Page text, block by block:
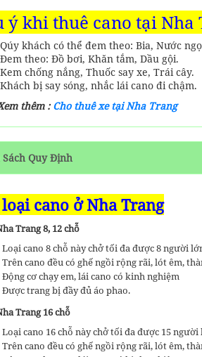
ý khi thuê cano tại Nha
Qúy khách có thể đem theo: Bia, Nước
Đem theo: Đồ bơi, Khăn tắm, Dầu gội.
Kem chống nắng, Thuốc say xe, Trái cây.
Khách bị say sóng, nhắc lái cano đi chậm.
thêm :Cho thuê xe tại Nha Trang
Quy Định
loại cano ở Nha Trang
Trang 8, 12 chỗ
Loại cano 8 chỗ này chở tối đa được 8 người
Trên cano đều có ghế ngồi rộng rãi, lót êm,
Động cơ chạy em, lái cano có kinh nghiệm
Được trang bị đầy đủ áo phao.
Trang 16 chỗ
Loại cano 16 chỗ này chở tối đa được 15
Trên cano đều có ghế ngồi rộng rãi, lót êm,